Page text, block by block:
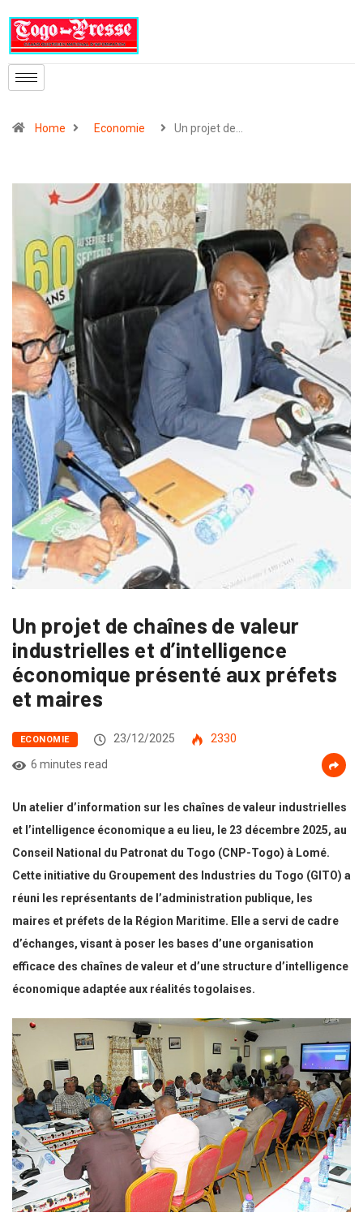
Home Economie Un projet de…
Un projet de chaînes de valeur
industrielles et d’intelligence
économique présenté aux préfets
et maires
ECONOMIE 23/12/2025
2330
6 minutes read
Un atelier d’information sur les chaînes de valeur industrielles
et l’intelligence économique a eu lieu, le 23 décembre 2025, au
Conseil National du Patronat du Togo (CNP-Togo) à Lomé.
Cette initiative du Groupement des Industries du Togo (GITO) a
réuni les représentants de l’administration publique, les
maires et préfets de la Région Maritime. Elle a servi de cadre
d’échanges, visant à poser les bases d’une organisation
efficace des chaînes de valeur et d’une structure d’intelligence
économique adaptée aux réalités togolaises.